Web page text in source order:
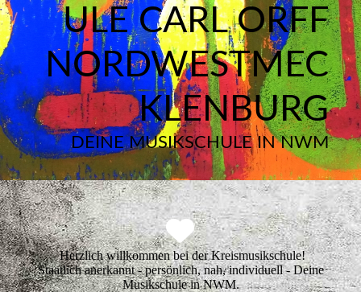
ULE CARL ORFF
NORDWESTMEC
KLENBURG
DEINE MUSIKSCHULE IN NWM
Herzlich willkommen bei der Kreismusikschule!
Staatlich anerkannt - persönlich, nah, individuell - Deine
Musikschule in NWM.